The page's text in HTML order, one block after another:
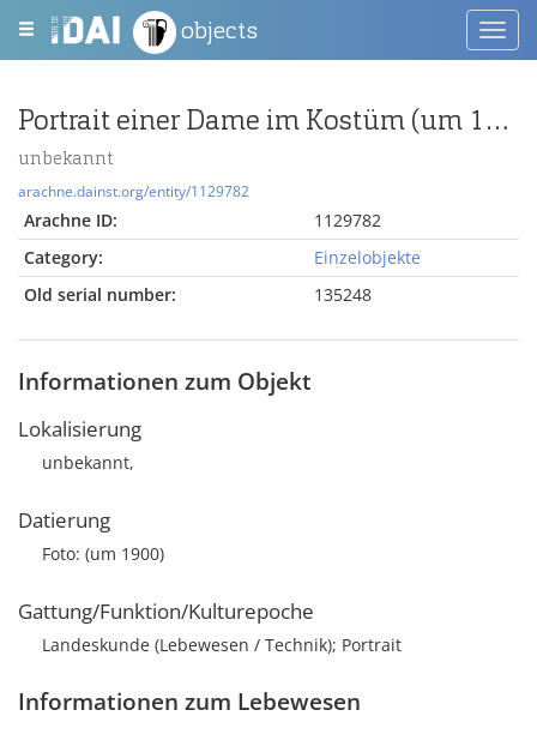
objects
Portrait einer Dame im Kostüm (um 1900)
unbekannt
arachne.dainst.org/entity/1129782
Arachne ID:
1129782
Category:
Einzelobjekte
Old serial number:
135248
Informationen zum Objekt
Lokalisierung
unbekannt,
Datierung
Foto: (um 1900)
Gattung/Funktion/Kulturepoche
Landeskunde (Lebewesen / Technik); Portrait
Informationen zum Lebewesen